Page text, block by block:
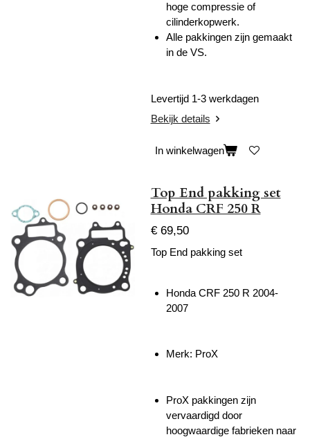
hoge compressie of
cilinderkopwerk.
Alle pakkingen zijn gemaakt
in de VS.
Levertijd 1-3 werkdagen
Bekijk details
In winkelwagen
Top End pakking set
Honda CRF 250 R
€ 69,50
Top End pakking set
Honda CRF 250 R 2004-
2007
Merk: ProX
ProX pakkingen zijn
vervaardigd door
hoogwaardige fabrieken naar